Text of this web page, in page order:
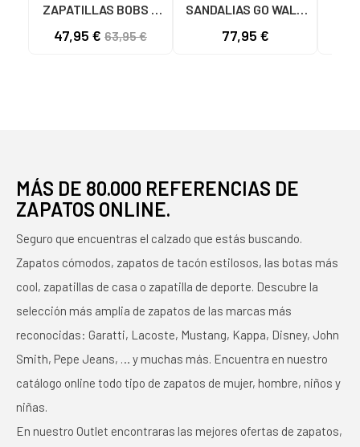
ZAPATILLAS BOBS B
TAN 117715
47,95 € 63,95 €
SANDALIAS GO WALK
NEGRAS NEGRO
77,95 €
MÁS DE 80.000 REFERENCIAS DE
ZAPATOS ONLINE.
Seguro que encuentras el calzado que estás buscando.
Zapatos cómodos, zapatos de tacón estilosos, las botas más
cool, zapatillas de casa o zapatilla de deporte. Descubre la
selección más amplia de zapatos de las marcas más
reconocidas: Garatti, Lacoste, Mustang, Kappa, Disney, John
Smith, Pepe Jeans, … y muchas más. Encuentra en nuestro
catálogo online todo tipo de zapatos de mujer, hombre, niños y
niñas.
En nuestro Outlet encontraras las mejores ofertas de zapatos,